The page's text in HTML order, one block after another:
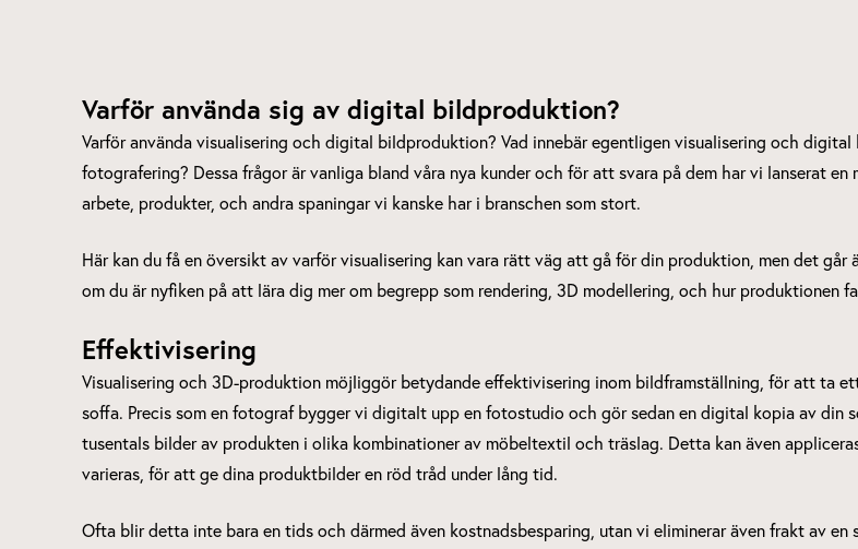
Varför använda sig av digital bildproduktion?
Varför använda visualisering och digital bildproduktion? Vad innebär egentligen visualisering och
fotografering? Dessa frågor är vanliga bland våra nya kunder och för att svara på dem har vi lanserat
arbete, produkter, och andra spaningar vi kanske har i branschen som stort.
Här kan du få en översikt av varför visualisering kan vara rätt väg att gå för din produktion, men det
om du är nyfiken på att lära dig mer om begrepp som rendering, 3D modellering, och hur produktionen
Effektivisering
Visualisering och 3D-produktion möjliggör betydande effektivisering inom bildframställning, för att ta
soffa. Precis som en fotograf bygger vi digitalt upp en fotostudio och gör sedan en digital kopia av din
tusentals bilder av produkten i olika kombinationer av möbeltextil och träslag. Detta kan även
varieras, för att ge dina produktbilder en röd tråd under lång tid.
Ofta blir detta inte bara en tids och därmed även kostnadsbesparing, utan vi eliminerar även frakt av